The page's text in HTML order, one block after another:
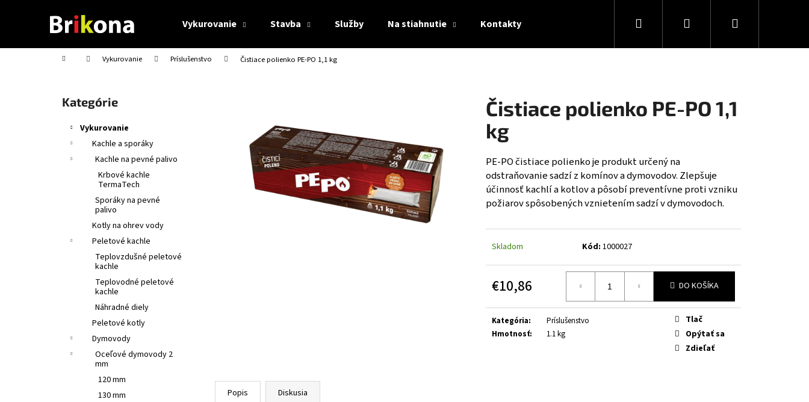
Vykurovanie Stavba Služby Na stiahnutie Kontakty Hľadať PrihlásenieNákupný
Domov Vykurovanie Príslušenstvo Čistiace polienko PE-PO 1,1 kg
Preskočiť
kategórie
Kategórie
Vykurovanie
Kachle a sporáky
Kachle na pevné palivo
Krbové kachle
TermaTech
Sporáky na pevné
palivo
Kotly na ohrev vody
Peletové kachle
Teplovzdušné peletové
kachle
Teplovodné peletové
kachle
Náhradné diely
Peletové kotly
Dymovody
Oceľové dymovody 2
mm
120 mm
130 mm
Čistiace polienko PE-PO 1,1
kg
PE-PO čistiace polienko je produkt určený na
odstraňovanie sadzí z komínov a dymovodov. Zlepšuje
účinnosť kachlí a kotlov a pôsobí preventívne proti vzniku
požiarov spôsobených vznietením sadzí v dymovodoch.
Skladom Kód: 1000027
€10,86
cena:
DO KOŠÍKA
Kategória:
Príslušenstvo
Hmotnosť: 1.1 kg
Tlač
Opýtať sa
Zdieľať
Popis Diskusia
í
Späť
do
Späť
do
Čo potrebujete nájsť?
Odporúčame